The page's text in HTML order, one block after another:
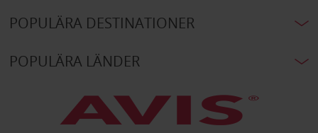
POPULÄRA DESTINATIONER
POPULÄRA LÄNDER